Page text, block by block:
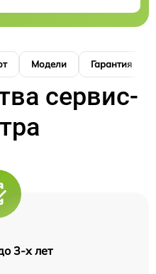
Модели Гарантия
сервис-
3-х лет